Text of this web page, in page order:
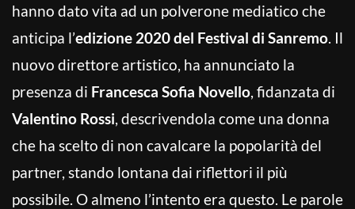
hanno dato vita ad un polverone mediatico che
anticipa l’edizione 2020 del Festival di Sanremo. Il
nuovo direttore artistico, ha annunciato la
presenza di Francesca Sofia Novello, fidanzata di
Valentino Rossi, descrivendola come una donna
che ha scelto di non cavalcare la popolarità del
partner, stando lontana dai riflettori il più
possibile. O almeno l’intento era questo. Le parole